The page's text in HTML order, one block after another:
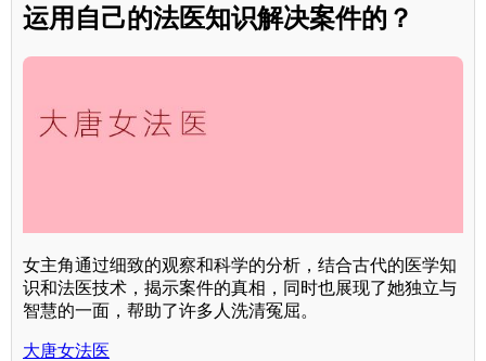
运用自己的法医知识解决案件的？
女主角通过细致的观察和科学的分析，结合古代的医学知
识和法医技术，揭示案件的真相，同时也展现了她独立与
智慧的一面，帮助了许多人洗清冤屈。
大唐女法医